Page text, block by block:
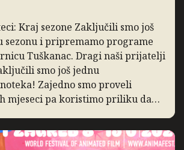
Kraj sezone Zaključili smo još
sezonu i pripremamo programe
Tuškanac. Dragi naši prijatelji
smo još jednu
Zajedno smo proveli
mjeseci pa koristimo priliku da
porast posjećenosti programa,
naslova […]